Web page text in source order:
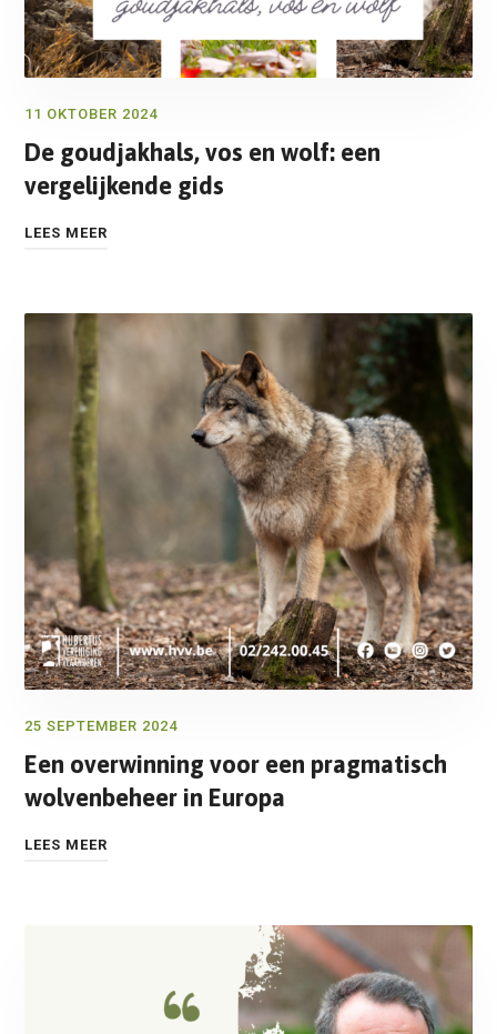
11 OKTOBER 2024
De goudjakhals, vos en wolf: een
vergelijkende gids
LEES MEER
25 SEPTEMBER 2024
Een overwinning voor een pragmatisch
wolvenbeheer in Europa
LEES MEER